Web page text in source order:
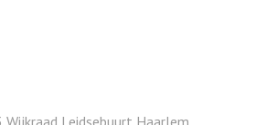
Leidsebuurt Haarlem